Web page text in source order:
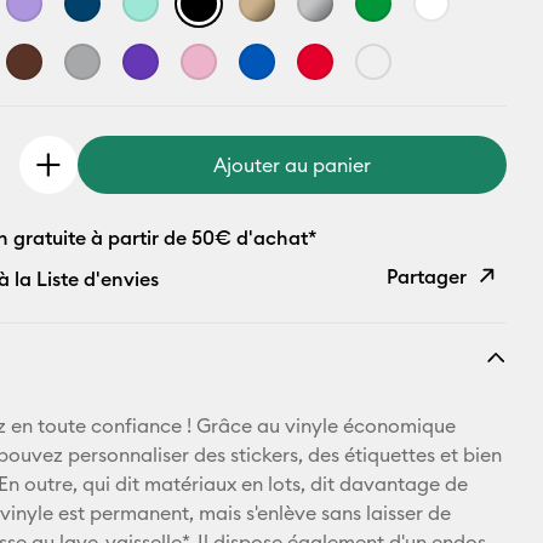
Ajouter au panier
gratuite à partir de 50€ d'achat*
la Liste d'envies
Partager
E-mail
Pinterest
Facebook
en toute confiance ! Grâce au vinyle économique
personnaliser des stickers, des étiquettes et bien
outre, qui dit matériaux en lots, dit davantage de
est permanent, mais s'enlève sans laisser de